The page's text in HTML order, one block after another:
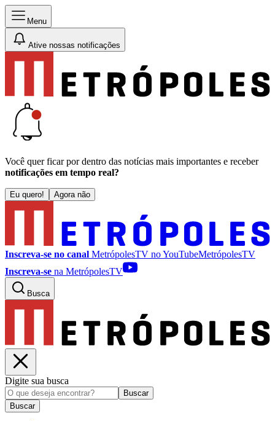
Menu
Ative nossas notificações
Você quer ficar por dentro das notícias mais importantes e receber
notificações em tempo real?
Eu quero! Agora não
Inscreva-se no canal MetrópolesTV noYouTubeMetrópolesTV
Inscreva-se na MetrópolesTV
Busca
Digite sua busca
Buscar
Buscar